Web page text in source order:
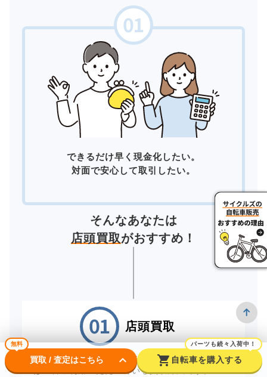
できるだけ早く現金化したい。
対面で安心して取引したい。
そんなあなたは
店頭買取がおすすめ！
店頭買取
お近くの店舗へ直接お持ちいただく「店頭買取」
は一番ご利用いただいている買取方法です。
無料
買取 / 査定はこちら keyboard_arrow_down shopping_cart
パーツも続々入荷中！
自転車を購入する